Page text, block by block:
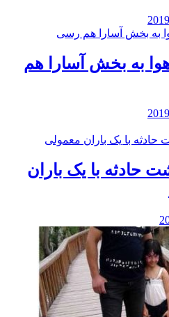
هوا به بخش آسارا هم
حادثه با یک باران